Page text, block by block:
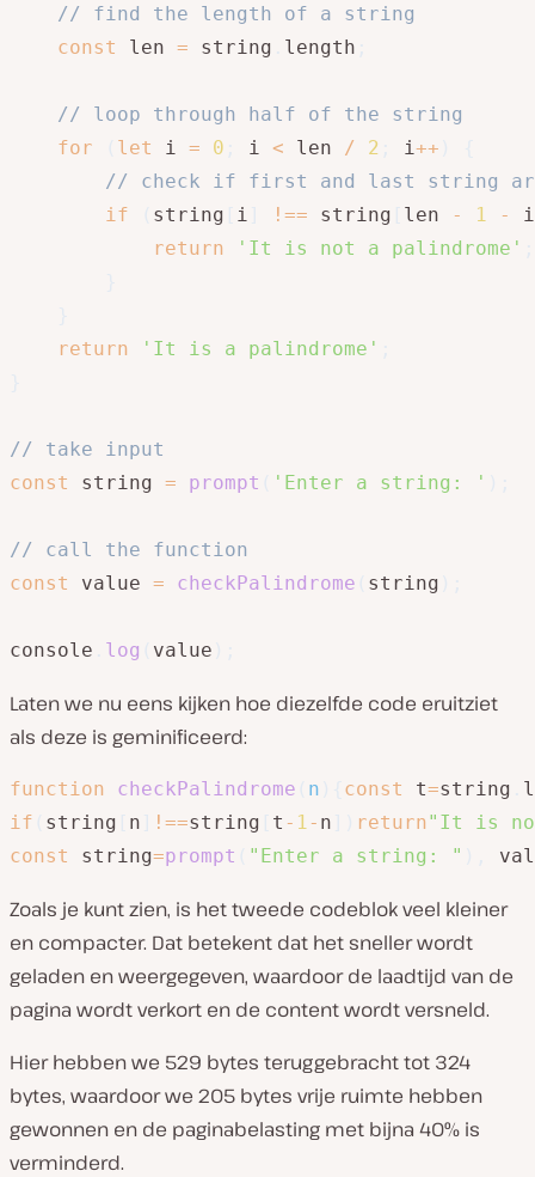
// find the length of a string
const
len = string length
// loop through half of the string
for
let i = 0 i < len / 2 i ++
// check if first and last string are
if
string i !== string len - 1 -
i
return
'It is not a palindrome'
return
'It is a palindrome'
// take input
const
string = prompt 'Enter a string: '
// call the function
const
value = checkPalindrome string
console log value
Laten we nu eens kijken hoe diezelfde code eruitziet
als deze is geminificeerd:
function checkPalindrome n const t=string
if
string n !==string t - 1 - n return"It is
const
string=prompt "Enter a string: "
Zoals je kunt zien, is het tweede codeblok veel kleiner
en compacter. Dat betekent dat het sneller wordt
geladen en weergegeven, waardoor de laadtijd van de
pagina wordt verkort en de content wordt versneld.
Hier hebben we 529 bytes teruggebracht tot 324
bytes, waardoor we 205 bytes vrije ruimte hebben
gewonnen en de paginabelasting met bijna 40% is
verminderd.